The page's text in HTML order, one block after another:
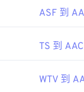
standard/
ASF 到
TS 到 AAC
WTV 到